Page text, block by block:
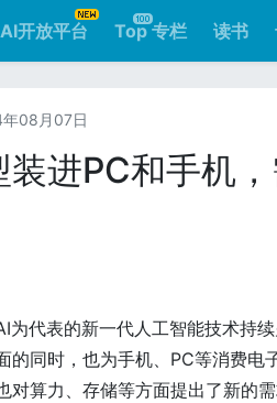
AI开放平台 Top 专栏 读书
年08月07日
装进PC和手机
为代表的新一代人工智能技术持
的同时，也为手机、PC等消费电
对算力、存储等方面提出了新的